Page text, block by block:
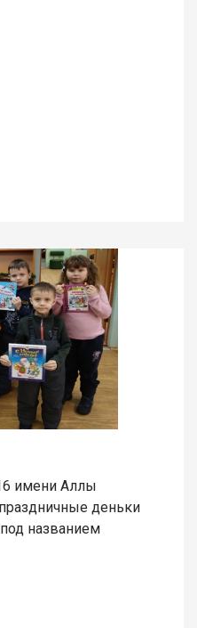
имени Аллы
деньки
названием